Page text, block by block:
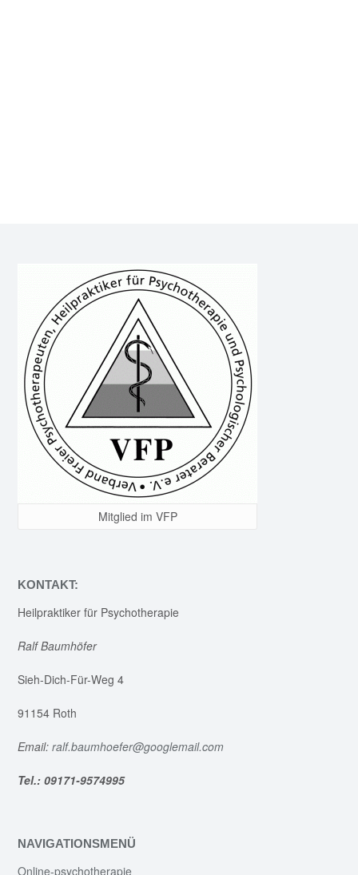
Mitglied im VFP
KONTAKT:
Heilpraktiker für Psychotherapie
Ralf Baumhöfer
Sieh-Dich-Für-Weg 4
91154 Roth
Email: ralf.baumhoefer@googlemail.com
Tel.: 09171-9574995
NAVIGATIONSMENÜ
Online-psychotherapie